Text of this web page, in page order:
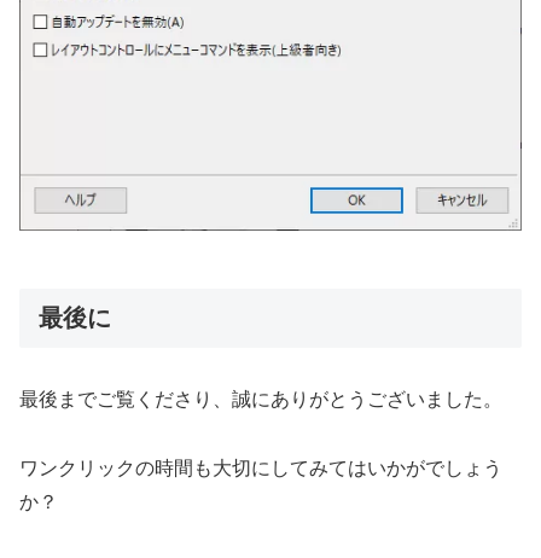
最後に
最後までご覧くださり、誠にありがとうございました。
ワンクリックの時間も大切にしてみてはいかがでしょう
か？